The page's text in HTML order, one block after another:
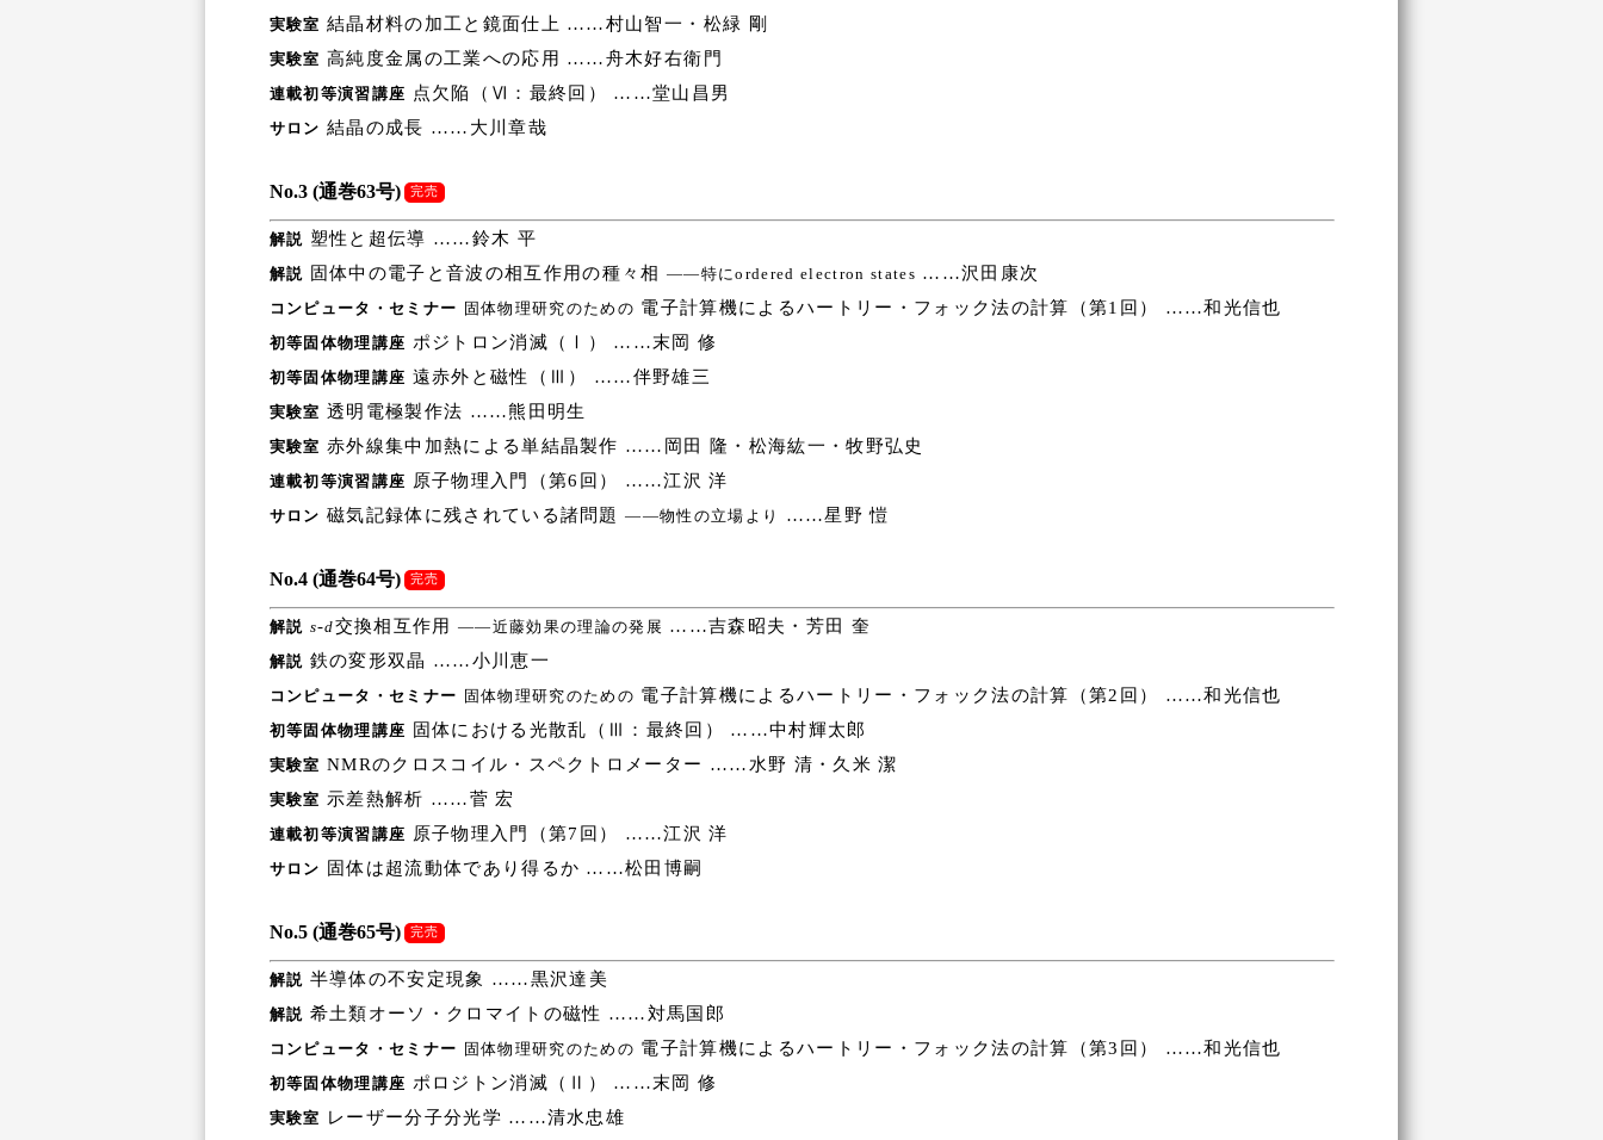
実験室 結晶材料の加工と鏡面仕上 ……村山智一・松緑 剛
実験室 高純度金属の工業への応用 ……舟木好右衛門
連載初等演習講座 点欠陥（Ⅵ：最終回） ……堂山昌男
サロン 結晶の成長 ……大川章哉
No.3 (通巻63号) 完売
解説 塑性と超伝導 ……鈴木 平
解説 固体中の電子と音波の相互作用の種々相 ――特にordered electron states ……沢田康次
コンピュータ・セミナー 固体物理研究のための 電子計算機によるハートリー・フォック法の計算（第1回） ……和光信也
初等固体物理講座 ポジトロン消滅（Ⅰ） ……末岡 修
初等固体物理講座 遠赤外と磁性（Ⅲ） ……伴野雄三
実験室 透明電極製作法 ……熊田明生
実験室 赤外線集中加熱による単結晶製作 ……岡田 隆・松海紘一・牧野弘史
連載初等演習講座 原子物理入門（第6回） ……江沢 洋
サロン 磁気記録体に残されている諸問題――物性の立場より ……星野 愷
No.4 (通巻64号) 完売
解説 s-d交換相互作用 ――近藤効果の理論の発展 ……吉森昭夫・芳田 奎
解説 鉄の変形双晶 ……小川恵一
コンピュータ・セミナー 固体物理研究のための 電子計算機によるハートリー・フォック法の計算（第2回） ……和光信也
初等固体物理講座 固体における光散乱（Ⅲ：最終回） ……中村輝太郎
実験室 NMRのクロスコイル・スペクトロメーター ……水野 清・久米 潔
実験室 示差熱解析 ……菅 宏
連載初等演習講座 原子物理入門（第7回） ……江沢 洋
サロン 固体は超流動体であり得るか ……松田博嗣
No.5 (通巻65号) 完売
解説 半導体の不安定現象 ……黒沢達美
解説 希土類オーソ・クロマイトの磁性 ……対馬国郎
コンピュータ・セミナー 固体物理研究のための 電子計算機によるハートリー・フォック法の計算（第3回） ……和光信也
初等固体物理講座 ポロジトン消滅（Ⅱ） ……末岡 修
実験室 レーザー分子分光学 ……清水忠雄